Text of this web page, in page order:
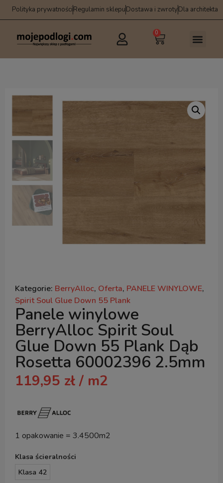
Polityka prywatnościRegulamin sklepuDostawa i zwrotyDla architekta
0
Kategorie: BerryAlloc, Oferta, PANELE WINYLOWE,
Spirit Soul Glue Down 55 Plank
Panele winylowe
BerryAlloc Spirit Soul
Glue Down 55 Plank Dąb
Rosetta 60002396 2.5mm
119,95 zł / m2
1 opakowanie = 3.4500m2
Klasa ścieralności
Klasa 42